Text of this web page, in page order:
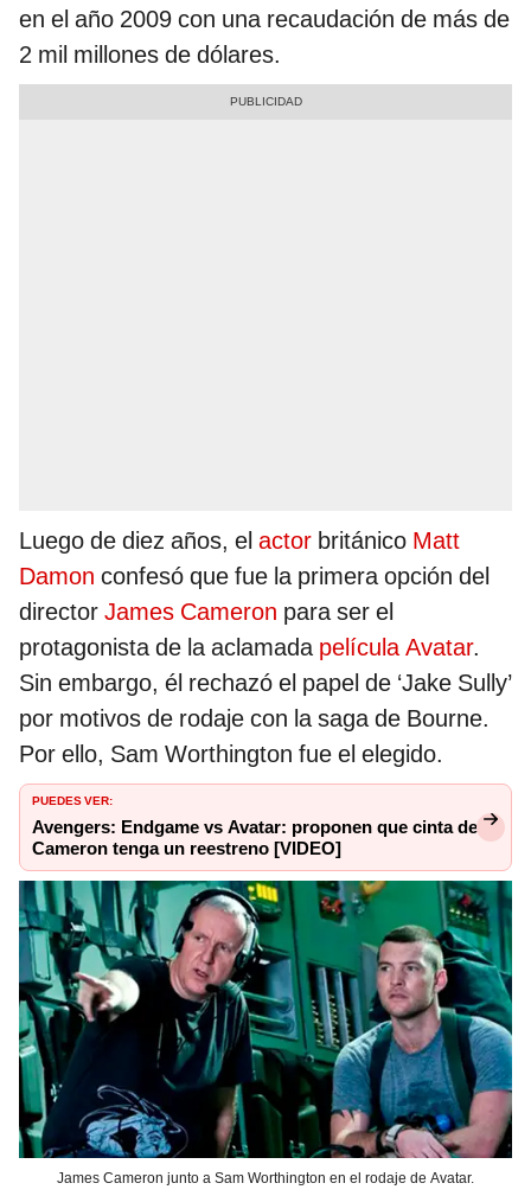
en el año 2009 con una recaudación de más de
2 mil millones de dólares.
Luego de diez años, el actor británico Matt
Damon confesó que fue la primera opción del
director James Cameron para ser el
protagonista de la aclamadapelícula Avatar.
Sin embargo, él rechazó el papel de ‘Jake Sully’
por motivos de rodaje con la saga de Bourne.
Por ello, Sam Worthington fue el elegido.
PUEDES VER:
Avengers: Endgame vs Avatar: proponen que cinta de
Cameron tenga un reestreno [VIDEO]
James Cameron junto a Sam Worthington en el rodaje de Avatar.